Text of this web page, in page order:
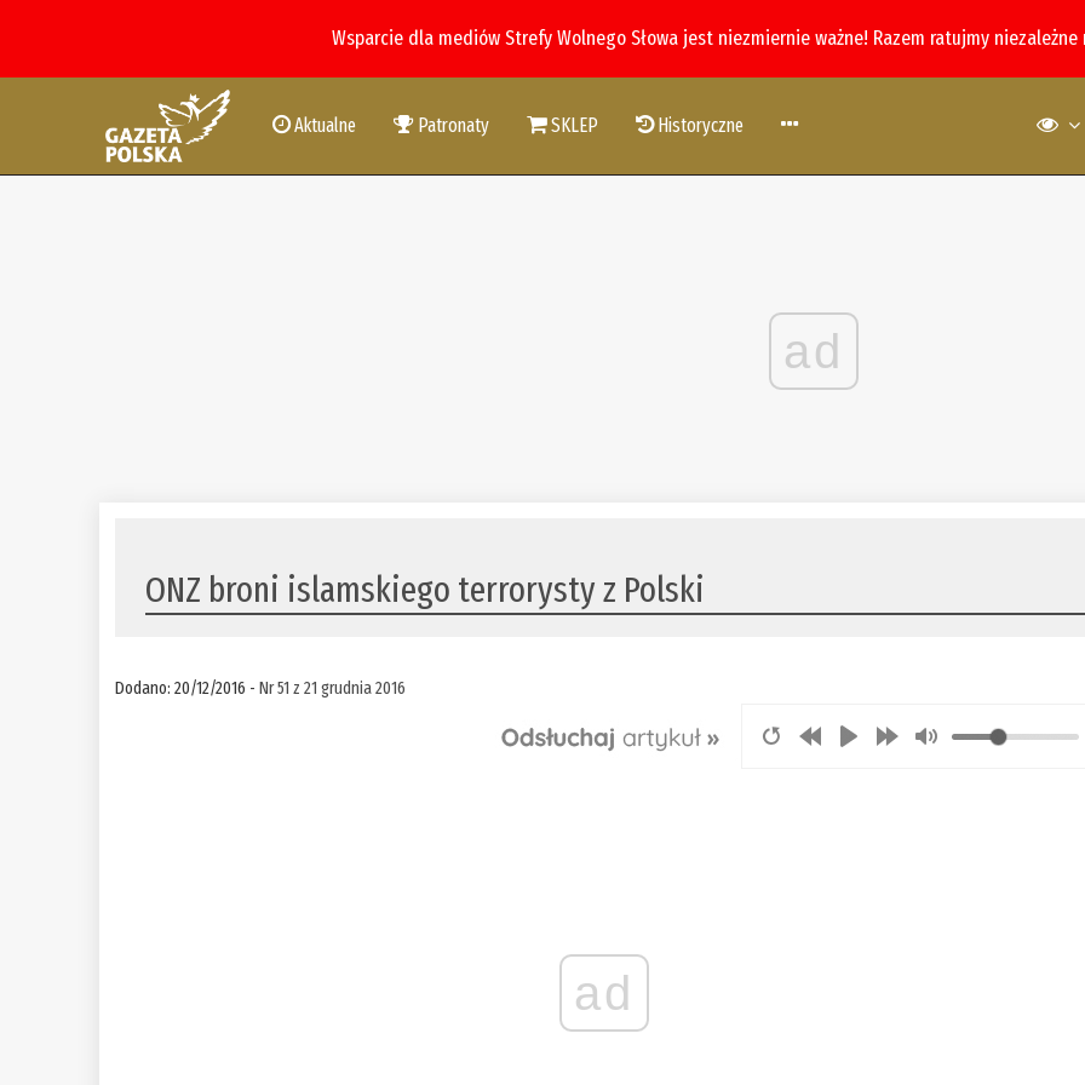
Wsparcie dla mediów Strefy Wolnego Słowa jest niezmiernie ważne! Razem ratujmy
Aktualne Patronaty SKLEP Historyczne
ad
ONZ broni islamskiego terrorysty z Polski
Dodano: 20/12/2016 -Nr 51 z 21 grudnia 2016
ad